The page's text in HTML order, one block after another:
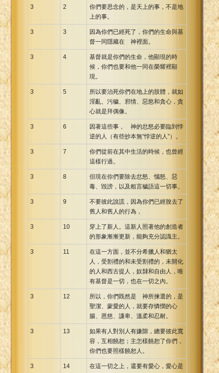
3 2
你們要思念的，是天上的事，不是地
上的事。
3 3
因為你們已經死了，你們的生命與基
督一同隱藏在 神裡面。
3 4
基督就是你們的生命，他顯現的時
候，你們也要和他一同在榮耀裡顯
現。
3 5
所以要治死你們在地上的肢體，就如
淫亂、污穢、邪情、惡慾和貪心，貪
心就是拜偶像。
3 6
因著這些事， 神的忿怒必要臨到悖
逆的人（有些抄本無“悖逆的人”）。
3 7
你們從前在其中生活的時候，也曾經
這樣行過。
3 8
但現在你們要除去忿怒、惱怒、惡
毒、毀謗，以及粗言穢語這一切事。
3 9
不要彼此說謊，因為你們已經脫去了
舊人和舊人的行為，
3 10
穿上了新人。這新人照著他的創造者
的形象漸漸更新，能夠充分認識主。
3 11
在這一方面，並不分希臘人和猶太
人，受割禮的和未受割禮的，未開化
的人和西古提人，奴隸和自由人，唯
有基督是一切，也在一切之內。
3 12
所以，你們既然是 神所揀選的，是
聖潔、蒙愛的人，就要存憐憫的心
腸、恩慈、謙卑、溫柔和忍耐。
3 13
如果有人對別人有嫌隙，總要彼此寬
容，互相饒恕；主怎樣饒恕了你們，
你們也要照樣饒恕人。
3 14
在這一切之上，還要有愛心，愛心是